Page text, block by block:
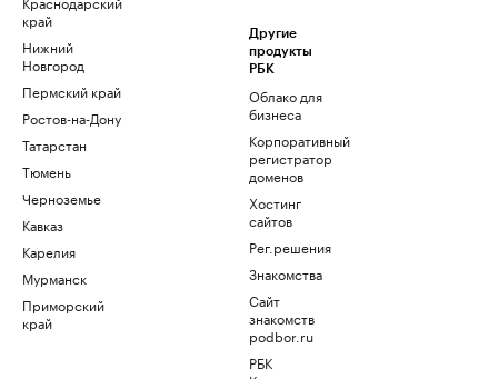
край
Нижний
Новгород
Пермский край
Ростов-на-Дону
Татарстан
Тюмень
Черноземье
Кавказ
Карелия
Мурманск
Приморский
край
Другие
продукты
РБК
Облако для
бизнеса
Корпоративный
регистратор
доменов
Хостинг
сайтов
Рег.решения
Знакомства
Сайт
знакомств
podbor.ru
РБК